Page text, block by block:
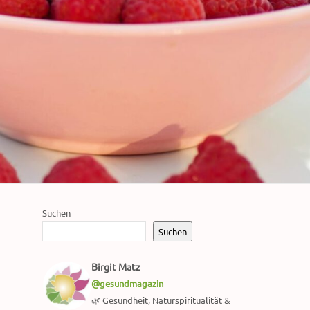
Suchen
Suchen
Birgit Matz
@gesundmagazin
🌿 Gesundheit, Naturspiritualität &